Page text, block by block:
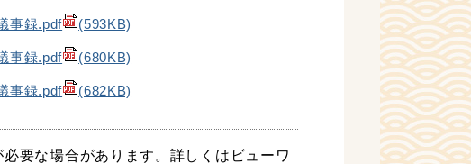
事録.pdf (593KB)
事録.pdf (680KB)
事録.pdf (682KB)
要な場合があります。詳しくはビューワ